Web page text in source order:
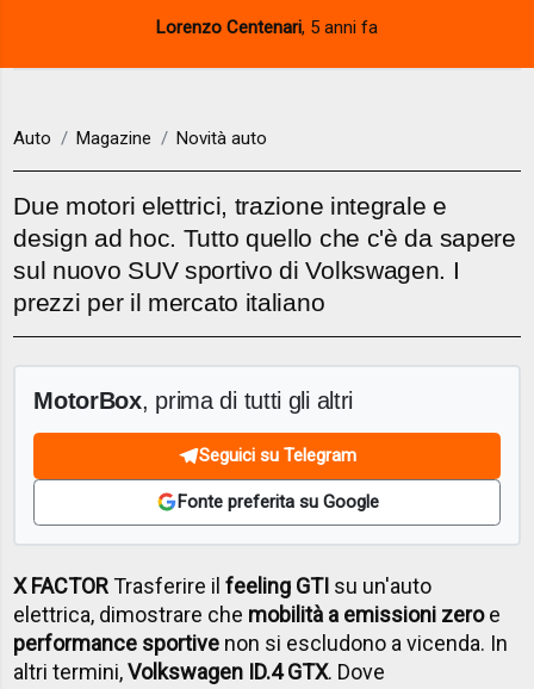
Lorenzo Centenari, 5 anni fa
Auto Magazine Novità auto
Due motori elettrici, trazione integrale e
design ad hoc. Tutto quello che c'è da sapere
sul nuovo SUV sportivo di Volkswagen. I
prezzi per il mercato italiano
MotorBox, prima di tutti gli altri
Seguici su Telegram
Fonte preferita su Google
X FACTORTrasferire ilfeeling GTI su un'auto
elettrica, dimostrare che mobilità a emissioni zeroe
performance sportive non si escludono a vicenda. In
altri termini,Volkswagen ID.4 GTX. Dove